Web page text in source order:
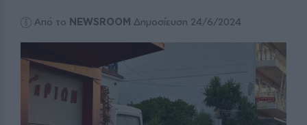
Από το NEWSROOM Δημοσίευση 24/6/2024